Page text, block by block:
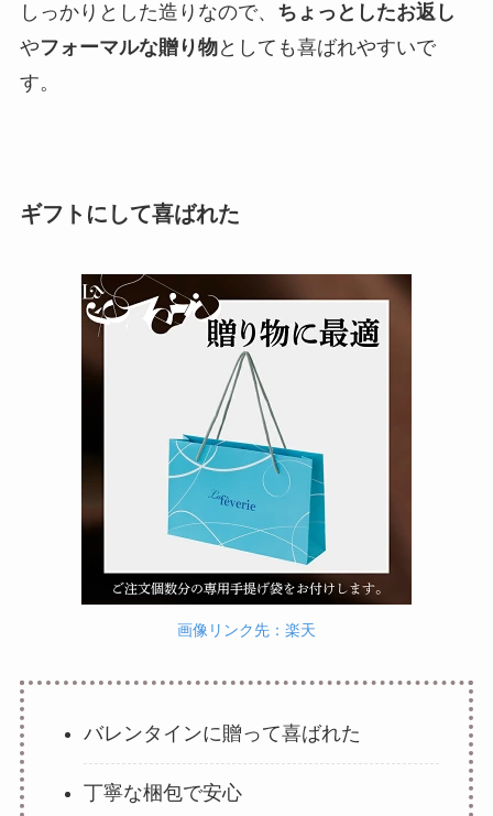
しっかりとした造りなので、 ちょっとしたお返し
やフォーマルな贈り物としても喜ばれやすいで
す。
ギフトにして喜ばれた
画像リンク先：楽天
バレンタインに贈って喜ばれた
丁寧な梱包で安心